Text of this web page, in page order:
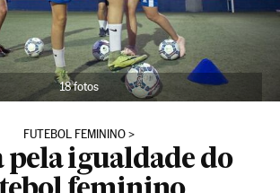
18 fotos
FUTEBOL FEMININO
pela igualdade do